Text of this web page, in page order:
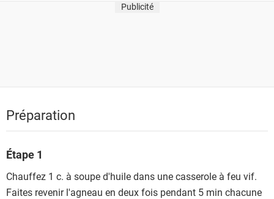
Publicité
Préparation
Étape 1
Chauffez 1 c. à soupe d'huile dans une casserole à feu vif.
Faites revenir l'agneau en deux fois pendant 5 min chacune